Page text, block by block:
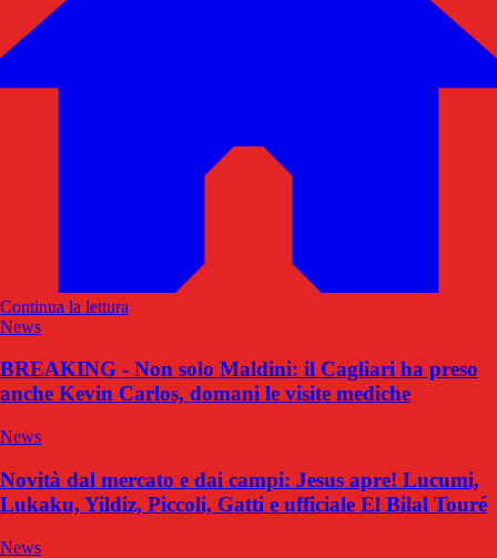
Continua la lettura
News
BREAKING - Non solo Maldini: il Cagliari ha preso
anche Kevin Carlos, domani le visite mediche
News
Novità dal mercato e dai campi: Jesus apre! Lucumi,
Lukaku, Yildiz, Piccoli, Gatti e ufficiale El Bilal Touré
News